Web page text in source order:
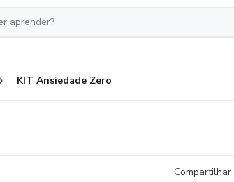
KIT Ansiedade Zero
Compartilhar